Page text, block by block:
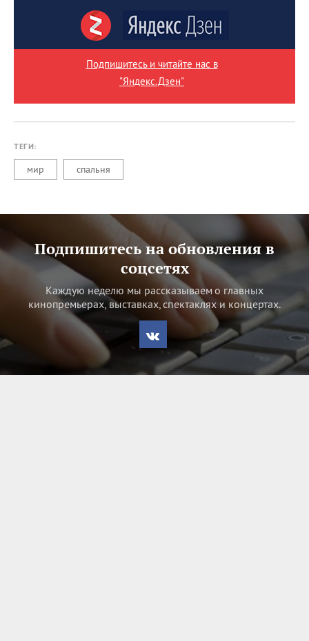
Подпишитесь и читайте нас в
"Яндекс.Дзен"
ТЕГИ:
мир спальня
Подпишитесь на обновления в
соцсетях
Каждую неделю мы рассказываем о главных
кинопремьерах, выставках, спектаклях и концертах.